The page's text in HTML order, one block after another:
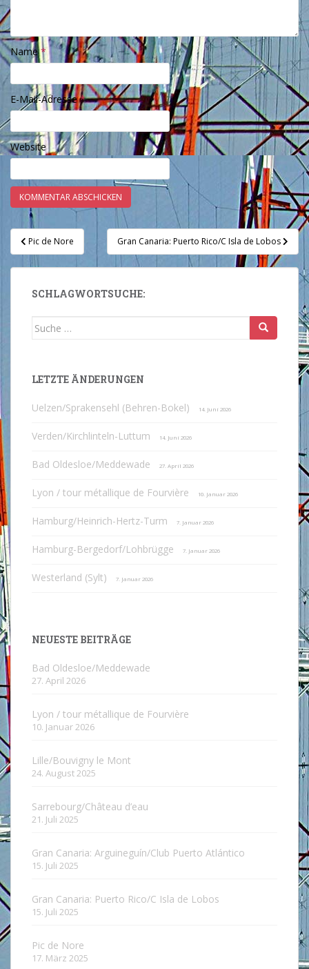
Name*
E-Mail-Adresse*
Website
Beitragsnavigation
Pic de Nore Gran Canaria: Puerto Rico/C Isla de Lobos
SCHLAGWORTSUCHE:
Suche
LETZTE ÄNDERUNGEN
Uelzen/Sprakensehl (Behren-Bokel) 14. Juni 2026
Verden/Kirchlinteln-Luttum 14. Juni 2026
Bad Oldesloe/Meddewade 27. April 2026
Lyon / tour métallique de Fourvière 10. Januar 2026
Hamburg/Heinrich-Hertz-Turm 7. Januar 2026
Hamburg-Bergedorf/Lohbrügge 7. Januar 2026
Westerland (Sylt) 7. Januar 2026
NEUESTE BEITRÄGE
Bad Oldesloe/Meddewade
27. April 2026
Lyon / tour métallique de Fourvière
10. Januar 2026
Lille/Bouvigny le Mont
24. August 2025
Sarrebourg/Château d’eau
21. Juli 2025
Gran Canaria: Arguineguín/Club Puerto Atlántico
15. Juli 2025
Gran Canaria: Puerto Rico/C Isla de Lobos
15. Juli 2025
Pic de Nore
17. März 2025